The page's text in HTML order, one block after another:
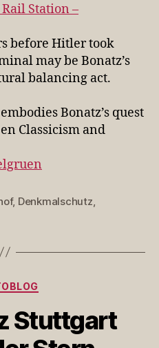
an
Rail
Station
–
Station –
before Hitler took
may be Bonatz’s
balancing act.
Bonatz’s quest
Classicism and
, Denkmalschutz
Kategorien
Stuttgart